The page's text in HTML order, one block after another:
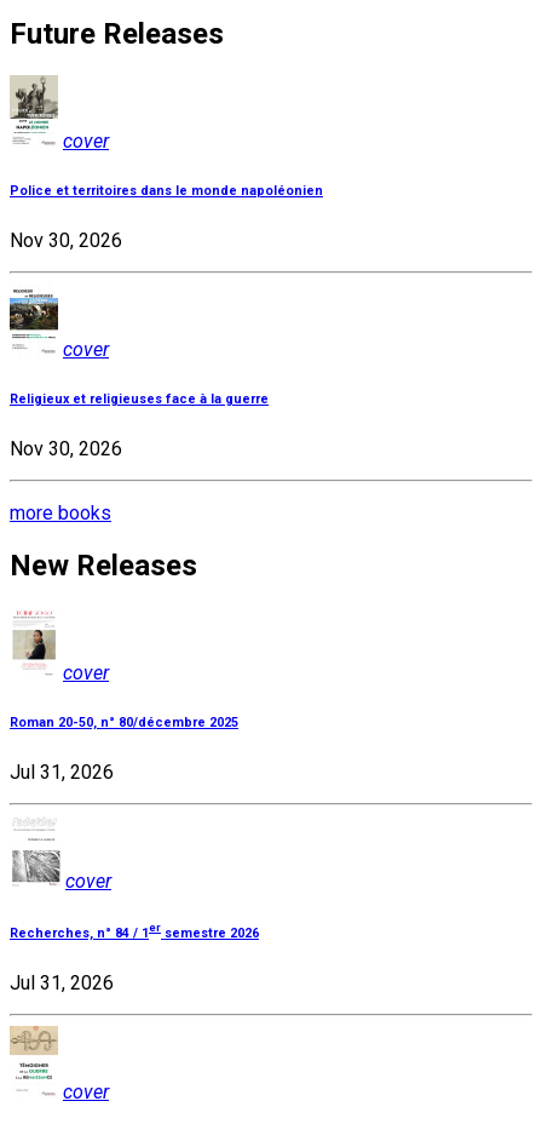
Future Releases
cover
Police et territoires dans le monde napoléonien
Nov 30, 2026
cover
Religieux et religieuses face à la guerre
Nov 30, 2026
more books
New Releases
cover
Roman 20-50, n° 80/décembre 2025
Jul 31, 2026
cover
Recherches, n° 84 / 1 er semestre 2026
Jul 31, 2026
cover